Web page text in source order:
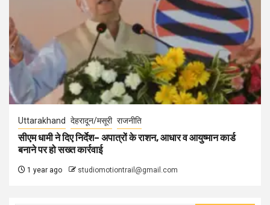
Uttarakhand देहरादून/मसूरी राजनीति
सीएम धामी ने दिए निर्देश– अपात्रों के राशन, आधार व आयुष्मान कार्ड
बनाने पर हो सख्त कार्रवाई
1 year ago studiomotiontrail@gmail.com